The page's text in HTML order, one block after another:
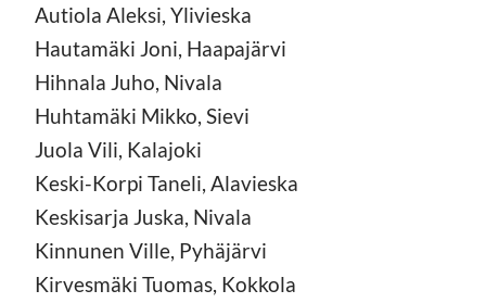
Autiola Aleksi, Ylivieska
Hautamäki Joni, Haapajärvi
Hihnala Juho, Nivala
Huhtamäki Mikko, Sievi
Juola Vili, Kalajoki
Keski-Korpi Taneli, Alavieska
Keskisarja Juska, Nivala
Kinnunen Ville, Pyhäjärvi
Kirvesmäki Tuomas, Kokkola